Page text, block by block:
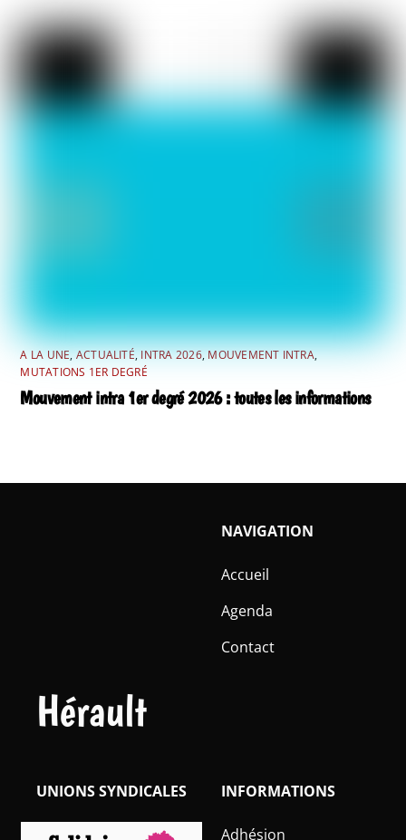
A LA UNE,ACTUALITÉ,INTRA 2026,MOUVEMENT INTRA,
MUTATIONS 1ER DEGRÉ
Mouvement intra 1er degré 2026 : toutes les informations
Hérault
NAVIGATION
Accueil
Agenda
Contact
INFORMATIONS
Adhésion
UNIONS SYNDICALES